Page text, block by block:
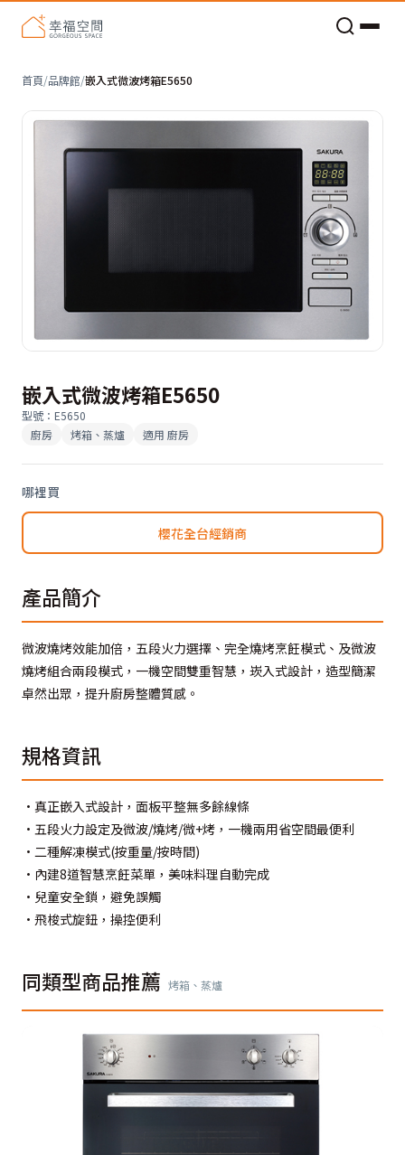
首頁/品牌館/嵌入式微波烤箱E5650
嵌入式微波烤箱E5650
型號 ： E5650
廚房
烤箱、蒸爐 適用 廚房
哪裡買
櫻花全台經銷商
產品簡介
微波燒烤效能加倍，五段火力選擇、完全燒烤烹飪模式、及微波
燒烤組合兩段模式，一機空間雙重智慧，崁入式設計，造型簡潔
卓然出眾，提升廚房整體質感。
規格資訊
•真正嵌入式設計，面板平整無多餘線條
•五段火力設定及微波/燒烤/微+烤，一機兩用省空間最便利
•二種解凍模式(按重量/按時間)
•內建8道智慧烹飪菜單，美味料理自動完成
•兒童安全鎖，避免誤觸
•飛梭式旋鈕，操控便利
同類型商品推薦 烤箱、蒸爐